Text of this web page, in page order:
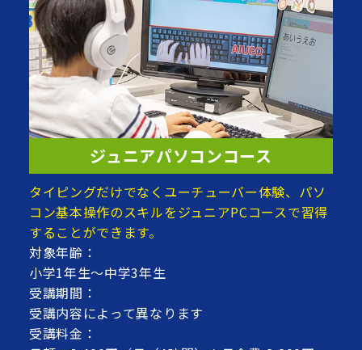
ジュニアパソコンコース
タイピングだけでなくユーチューバー体験、パソ
コン基本操作のスキルをジュニアPCコースで習得
することができます。
対象年齢：
小学1年生～中学3年生
受講期間：
受講内容によって異なります
受講料金：